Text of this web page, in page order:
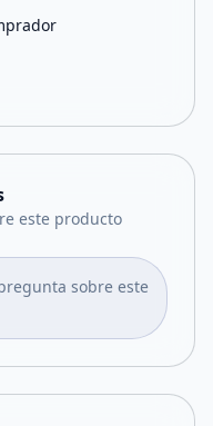
este producto
sobre este